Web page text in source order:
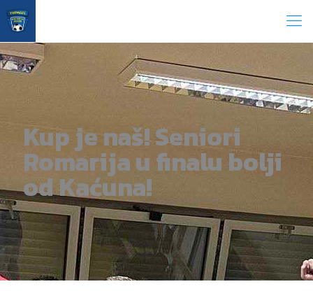
Kup je naš! Seniori
Romarija u finalu bolji
od Kaćuna!